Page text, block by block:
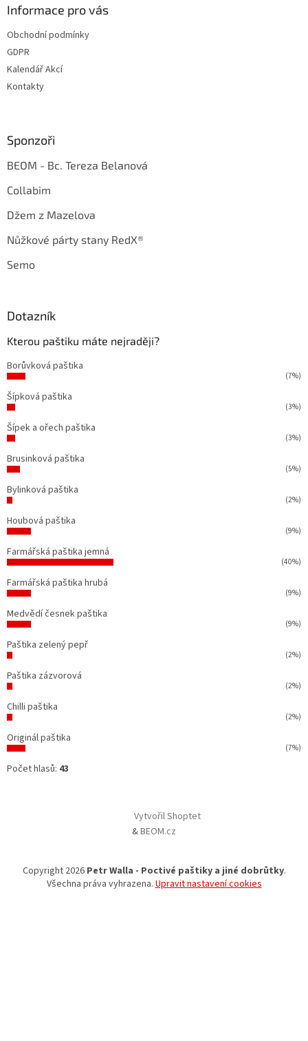
Informace pro vás
Obchodní podmínky
GDPR
Kalendář Akcí
Kontakty
Sponzoři
BEOM - Bc. Tereza Belanová
Collabim
Džem z Mazelova
Nůžkové párty stany RedX®
Semo
Dotazník
Kterou paštiku máte nejraději?
Borůvková paštika
(7%)
Šípková paštika
(3%)
Šípek a ořech paštika
(3%)
Brusinková paštika
(5%)
Bylinková paštika
(2%)
Houbová paštika
(9%)
Farmářská paštika jemná
(40%)
Farmářská paštika hrubá
(9%)
Medvědí česnek paštika
(9%)
Paštika zelený pepř
(2%)
Paštika zázvorová
(2%)
Chilli paštika
(2%)
Originál paštika
(7%)
Počet hlasů: 43
Vytvořil Shoptet
&BEOM.cz
Copyright 2026 Petr Walla - Poctivé paštiky a jiné dobrůtky.
Všechna práva vyhrazena. Upravit nastavení cookies